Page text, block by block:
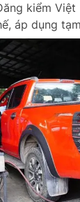
kiểm
áp dụng